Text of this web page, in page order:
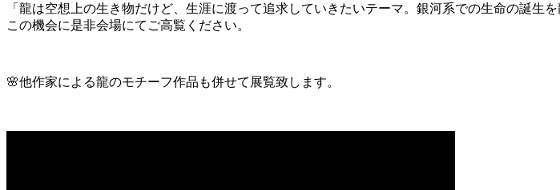
「龍は空想上の生き物だけど、生涯に渡って追求していきたいテーマ。銀河系での生命の誕生
この機会に是非会場にてご高覧ください。
🌸他作家による龍のモチーフ作品も併せて展覧致します。